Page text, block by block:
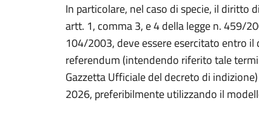
In particolare, nel caso di specie, il diritto
artt. 1, comma 3, e 4 della legge n. 459/
104/2003, deve essere esercitato entro
referendum (intendendo riferito tale
Gazzetta Ufficiale del decreto di
2026, preferibilmente utilizzando il